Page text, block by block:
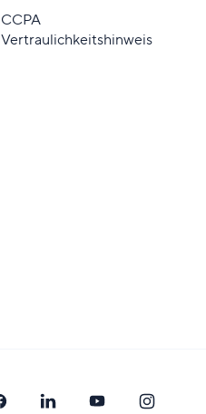
CCPA
Vertraulichkeitshinweis